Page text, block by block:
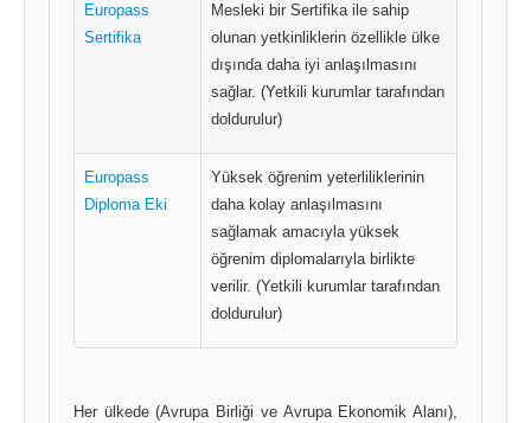
Europass
Sertifika
Mesleki bir Sertifika ile sahip
olunan yetkinliklerin özellikle ülke
dışında daha iyi anlaşılmasını
sağlar. (Yetkili kurumlar tarafından
doldurulur)
Europass
Diploma Eki
Yüksek öğrenim yeterliliklerinin
daha kolay anlaşılmasını
sağlamak amacıyla yüksek
öğrenim diplomalarıyla birlikte
verilir. (Yetkili kurumlar tarafından
doldurulur)
Her ülkede (Avrupa Birliği ve Avrupa Ekonomik Alanı),